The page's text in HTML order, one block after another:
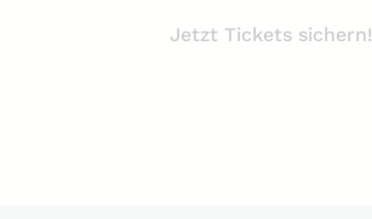
Jetzt Tickets sichern!